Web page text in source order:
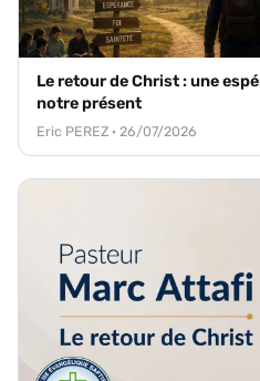
Le retour de Christ : une
notre présent
Eric PEREZ · 26/07/2026